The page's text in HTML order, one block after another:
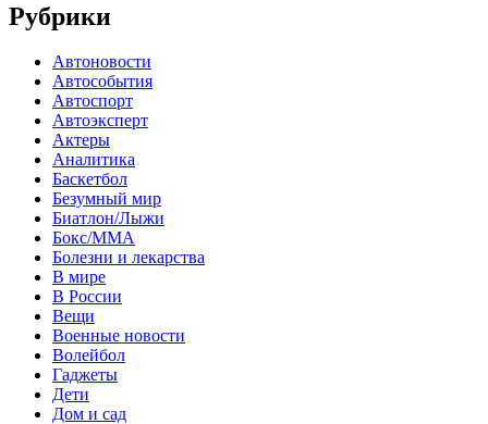
Рубрики
Автоновости
Автособытия
Автоспорт
Автоэксперт
Актеры
Аналитика
Баскетбол
Безумный мир
Биатлон/Лыжи
Бокс/MMA
Болезни и лекарства
В мире
В России
Вещи
Военные новости
Волейбол
Гаджеты
Дети
Дом и сад